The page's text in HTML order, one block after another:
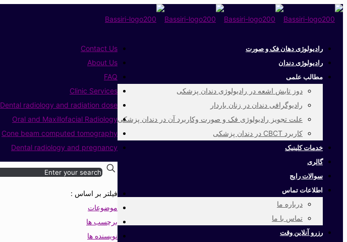
رادیولوژی دهان فک و صورت
رادیولوژی دندان
مطالب علمی
دوز تابش اشعه در رادیولوژی دندان پزشکی
رادیوگرافی دندان در زنان باردار
علت تجویز رادیولوژی فک و صورت وکاربرد آن در دندان پزشکی
کاربرد CBCT در دندان پزشکی
خدمات کلینیک
گالری
سوالات رایج
اطلاعات تماس
درباره ما
تماس با ما
رزرو آنلاین وقت
Contact Us
About Us
FAQ
Clinic Services
Dental radiology and radiation dose
Oral and Maxillofacial Radiology
Cone beam computed tomography
Dental radiology and pregnancy
فیلتر بر اساس :
موضوعات
برچسب ها
نویسنده ها